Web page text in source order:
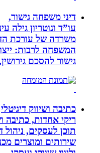
דיני משפחה גישור,
עו”ד ונוטריון גילה
משרדה של עורכת הדין
המשפחה לרבות: ייצוג
גישור להסכם גירושין,
כתיבה ושיווק דיגיטלי
ריקי אחדות, כתיבה
תוכן לעסקים, ניהול
שירותים ומוצרים